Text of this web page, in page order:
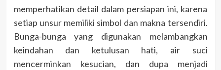
memperhatikan detail dalam persiapan ini, karena
setiap unsur memiliki simbol dan makna tersendiri.
Bunga-bunga yang digunakan melambangkan
keindahan dan ketulusan hati, air suci
mencerminkan kesucian, dan dupa menjadi